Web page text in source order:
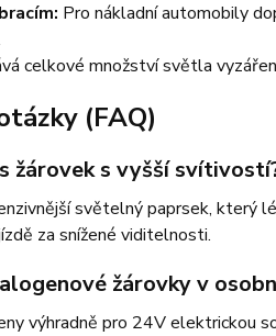
Pro nákladní automobily
celkové množství světla
(FAQ)
žárovek s vyšší
světelný paprsek, který
za snížené viditelnosti.
žárovky v
výhradně pro 24V elektrickou